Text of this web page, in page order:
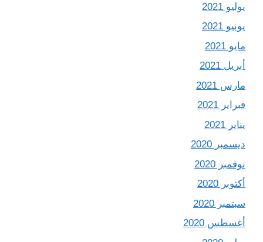
يوليو 2021
يونيو 2021
مايو 2021
أبريل 2021
مارس 2021
فبراير 2021
يناير 2021
ديسمبر 2020
نوفمبر 2020
أكتوبر 2020
سبتمبر 2020
أغسطس 2020